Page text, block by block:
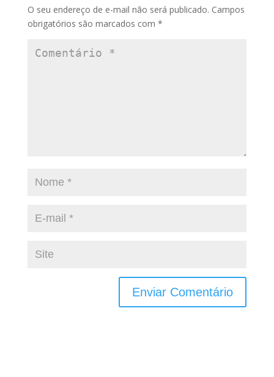
O seu endereço de e-mail não será publicado. Campos
obrigatórios são marcados com *